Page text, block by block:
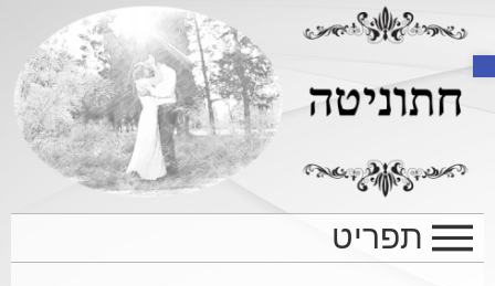
Open toolbar
תפריט